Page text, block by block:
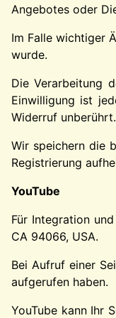
Angebotes oder
Im Falle wichtiger
wurde.
Die Verarbeitung
Einwilligung ist
Widerruf unberührt.
Wir speichern die
Registrierung
YouTube
Für Integration
CA 94066, USA.
Bei Aufruf einer
aufgerufen haben.
YouTube kann Ihr